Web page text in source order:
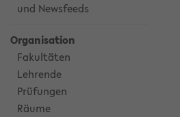
und Newsfeeds
Organisation
Fakultäten
Lehrende
Prüfungen
Räume